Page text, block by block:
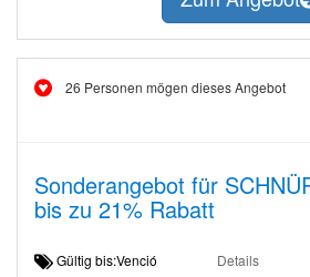
26 Personen mögen dieses Angebot
Sonderangebot für
bis zu 21% Rabatt
Gültig bis:Venció Details